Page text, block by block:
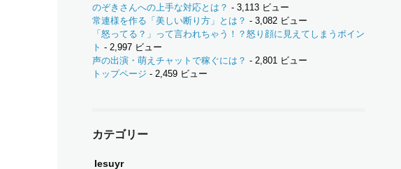
のぞきさんへの上手な対応とは？ - 3,113 ビュー
常連様を作る「美しい断り方」とは？ - 3,082 ビュー
「怒ってる？」って言われちゃう！？怒り顔に見えてしまうポイン
ト - 2,997 ビュー
声の出演・萌えチャットで稼ぐには？ - 2,801 ビュー
トップページ - 2,459 ビュー
カテゴリー
Iesuyr